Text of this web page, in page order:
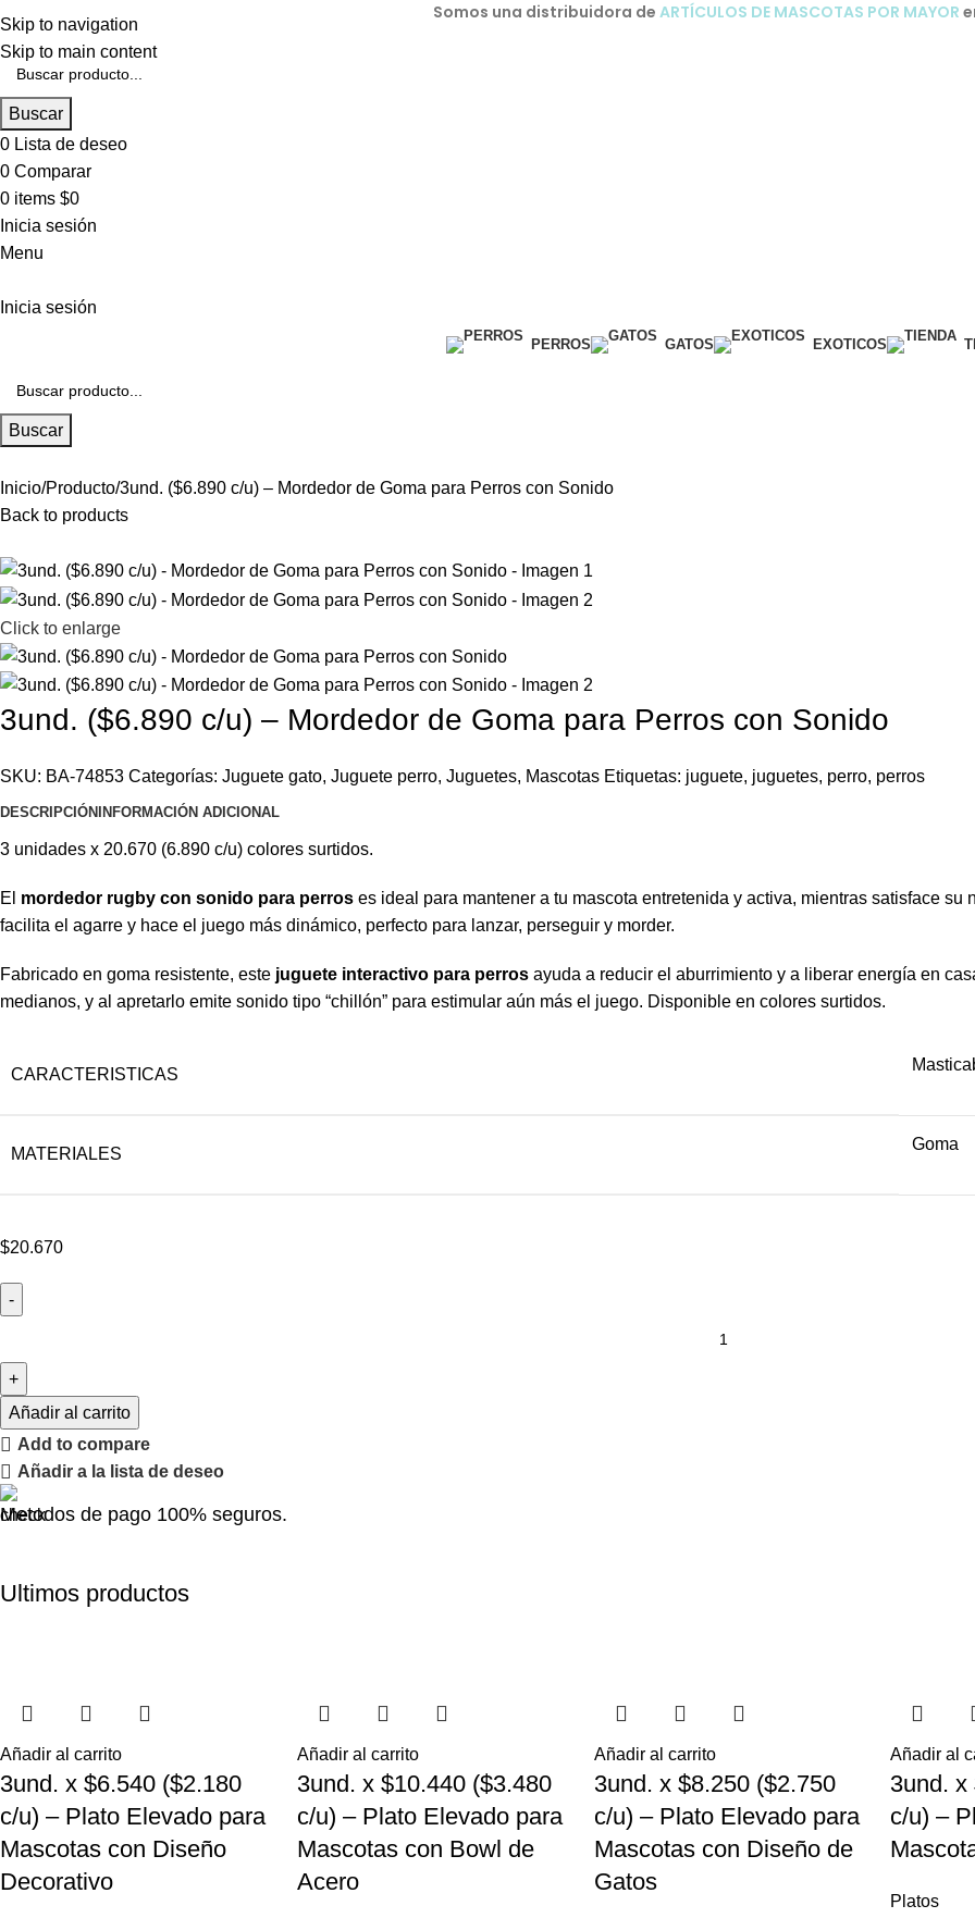
Skip to navigation
Skip to main content
Somos una distribuidora de ARTÍCULOS DE MASCOTAS POR MAYOR
Buscar
0 Lista de deseo
0 Comparar
0 items $0
Inicia sesión
Menu
Inicia sesión
PERROS GATOS EXOTICOS
Buscar
Inicio Producto 3und. ($6.890 c/u) – Mordedor de Goma para Perros con Sonido
Back to products
Click to enlarge
3und. ($6.890 c/u) – Mordedor de Goma para Perros con Sonido
SKU: BA-74853 Categorías: Juguete gato, Juguete perro, Juguetes, Mascotas Etiquetas: juguete, juguetes, perro, perros
DESCRIPCIÓN INFORMACIÓN ADICIONAL
3 unidades x 20.670 (6.890 c/u) colores surtidos.
El mordedor rugby con sonido para perros es ideal para mantener a tu mascota entretenida y activa, mientras satisface
facilita el agarre y hace el juego más dinámico, perfecto para lanzar, perseguir y morder.
Fabricado en goma resistente, este juguete interactivo para perros ayuda a reducir el aburrimiento y a liberar energía en
medianos, y al apretarlo emite sonido tipo “chillón” para estimular aún más el juego. Disponible en colores surtidos.
CARACTERISTICAS
MATERIALES
Goma
$20.670
Añadir al carrito
Add to compare
Añadir a la lista de deseo
Metodos de pago 100% seguros.
Ultimos productos
Añadir al carrito
3und. x $6.540 ($2.180
c/u) – Plato Elevado para
Mascotas con Diseño
Decorativo
Añadir al carrito
3und. x $10.440 ($3.480
c/u) – Plato Elevado para
Mascotas con Bowl de
Acero
Añadir al carrito
3und. x $8.250 ($2.750
c/u) – Plato Elevado para
Mascotas con Diseño de
Gatos
Añadir al
3und. x
c/u) –
Platos